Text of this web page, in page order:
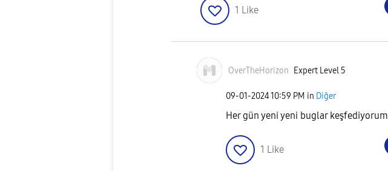
1 Like
OverTheHorizon Expert Level 5
‎09-01-202410:59 PM in Diğer
Her gün yeni yeni buglar keşfediyorum
1 Like